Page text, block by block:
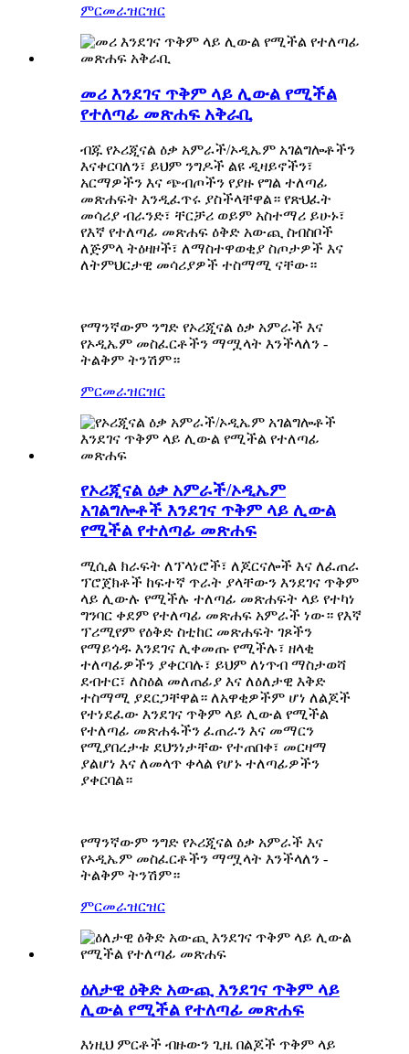
ምርመራዝርዝር
መሪ እንደገና ጥቅም ላይ ሊውል የሚችል
የተለጣፊ መጽሐፍ አቅራቢ
ብጁ የኦሪጂናል ዕቃ አምራች/ኦዲኤም አገልግሎቶችን
እናቀርባለን፣ ይህም ንግዶች ልዩ ዲዛይኖችን፣
አርማዎችን እና ጭብጦችን የያዙ የግል ተለጣፊ
መጽሐፍት እንዲፈጥሩ ያስችላቸዋል። የጽህፈት
መሳሪያ ብራንድ፣ ቸርቻሪ ወይም አስተማሪ ይሁኑ፣
የእኛ የተለጣፊ መጽሐፍ ዕቅድ አውጪ ስብስቦች
ለጅምላ ትዕዛዞች፣ ለማስተዋወቂያ ስጦታዎች እና
ለትምህርታዊ መሳሪያዎች ተስማሚ ናቸው።
የማንኛውም ንግድ የኦሪጂናል ዕቃ አምራች እና
የኦዲኤም መስፈርቶችን ማሟላት እንችላለን -
ትልቅም ትንሽም።
ምርመራዝርዝር
የኦሪጂናል ዕቃ አምራች/ኦዲኤም
አገልግሎቶች እንደገና ጥቅም ላይ ሊውል
የሚችል የተለጣፊ መጽሐፍ
ሚሲል ክራፍት ለፕላነሮች፣ ለጆርናሎች እና ለፈጠራ
ፕሮጀክቶች ከፍተኛ ጥራት ያላቸውን እንደገና ጥቅም
ላይ ሊውሉ የሚችሉ ተለጣፊ መጽሐፍት ላይ የተካነ
ግንባር ቀደም የተለጣፊ መጽሐፍ አምራች ነው። የእኛ
ፕሪሚየም የዕቅድ ስቲከር መጽሐፍት ገጾችን
የማይጎዱ እንደገና ሊቀመጡ የሚችሉ፣ ዘላቂ
ተለጣፊዎችን ያቀርባሉ፣ ይህም ለነጥብ ማስታወሻ
ደብተር፣ ለስዕል መለጠፊያ እና ለዕለታዊ እቅድ
ተስማሚ ያደርጋቸዋል። ለአዋቂዎችም ሆነ ለልጆች
የተነደፈው እንደገና ጥቅም ላይ ሊውል የሚችል
የተለጣፊ መጽሐፋችን ፈጠራን እና መማርን
የሚያበረታቱ ደህንነታቸው የተጠበቀ፣ መርዛማ
ያልሆነ እና ለመላጥ ቀላል የሆኑ ተለጣፊዎችን
ያቀርባል።
የማንኛውም ንግድ የኦሪጂናል ዕቃ አምራች እና
የኦዲኤም መስፈርቶችን ማሟላት እንችላለን -
ትልቅም ትንሽም።
ምርመራዝርዝር
ዕለታዊ ዕቅድ አውጪ እንደገና ጥቅም ላይ
ሊውል የሚችል የተለጣፊ መጽሐፍ
እነዚህ ምርቶች ብዙውን ጊዜ በልጆች ጥቅም ላይ